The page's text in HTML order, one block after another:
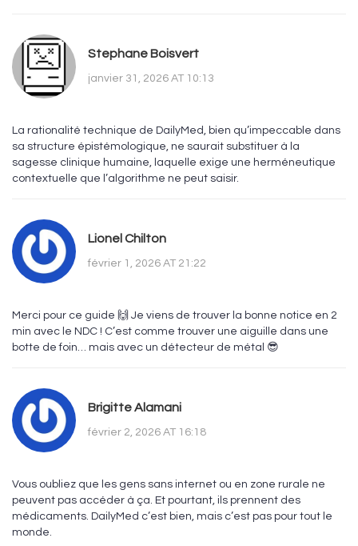
Stephane Boisvert
janvier 31, 2026 AT 10:13
La rationalité technique de DailyMed, bien qu’impeccable dans
sa structure épistémologique, ne saurait substituer à la
sagesse clinique humaine, laquelle exige une herméneutique
contextuelle que l’algorithme ne peut saisir.
Lionel Chilton
février 1, 2026 AT 21:22
Merci pour ce guide 🙌 Je viens de trouver la bonne notice en 2
min avec le NDC ! C’est comme trouver une aiguille dans une
botte de foin… mais avec un détecteur de métal 😎
Brigitte Alamani
février 2, 2026 AT 16:18
Vous oubliez que les gens sans internet ou en zone rurale ne
peuvent pas accéder à ça. Et pourtant, ils prennent des
médicaments. DailyMed c’est bien, mais c’est pas pour tout le
monde.